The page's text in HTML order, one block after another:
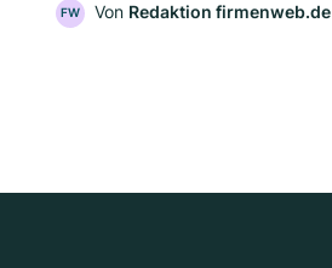
FW Von Redaktion firmenweb.de